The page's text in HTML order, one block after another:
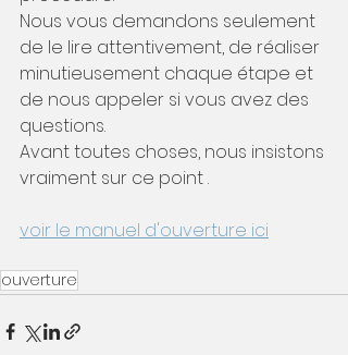
Nous vous demandons seulement
de le lire attentivement, de réaliser
minutieusement chaque étape et
de nous appeler si vous avez des
questions.
Avant toutes choses, nous insistons
vraiment sur ce point .
voir le manuel d'ouverture ici
ouverture